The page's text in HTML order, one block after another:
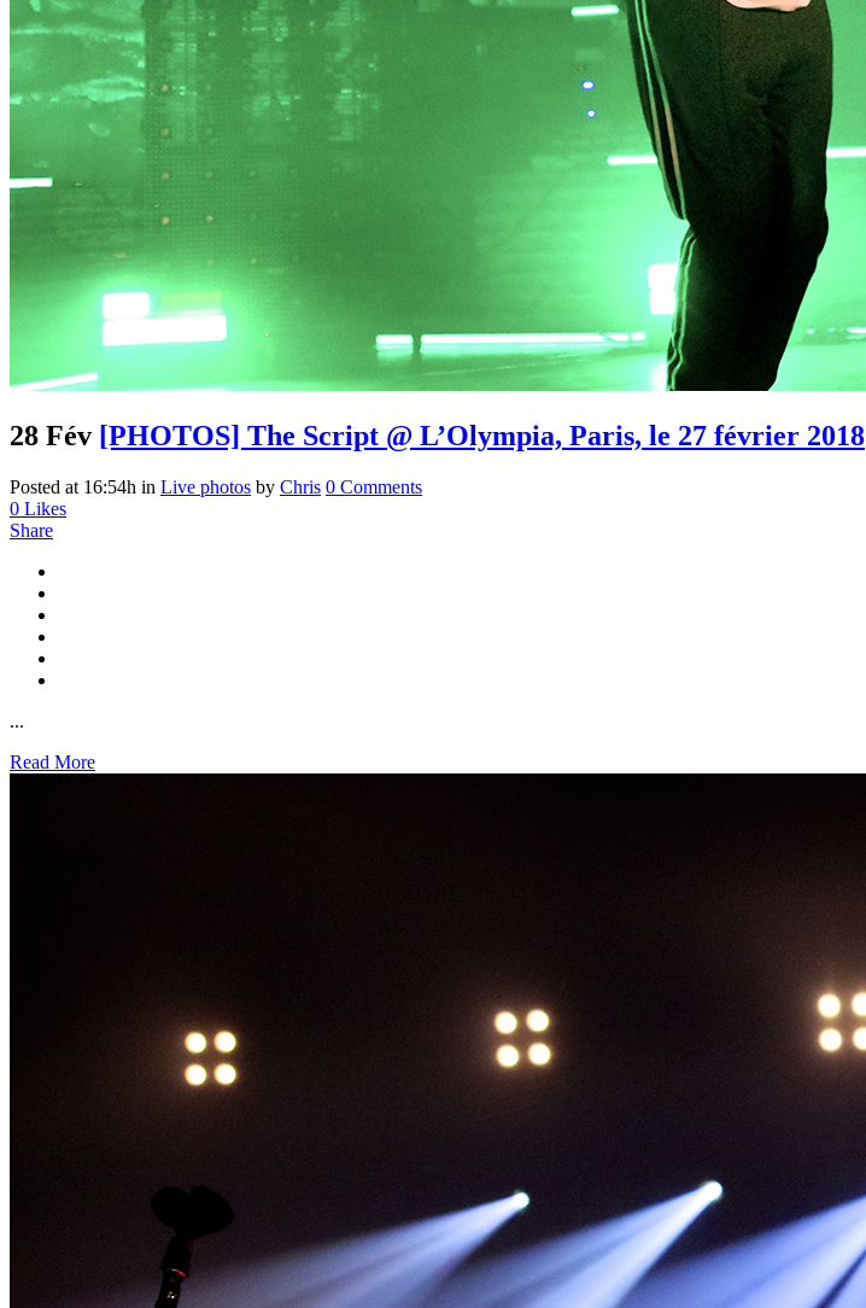
28 Fév [PHOTOS] The Script @ L’Olympia, Paris, le 27 février 2018
Posted at 16:54h in Live photos by Chris 0 Comments
0 Likes
Share
...
Read More